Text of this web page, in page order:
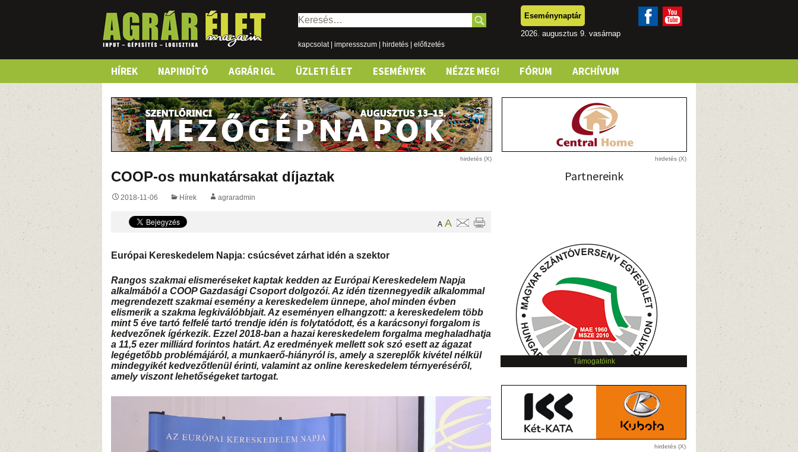
Keresés:
kapcsolat| impressszum hirdetés előfizetés
Eseménynaptár
2026. augusztus 9. vasárnap
Skip
content
HÍREK NAPINDÍTÓ AGRÁR IGL ÜZLETI ÉLET ESEMÉNYEK NÉZZE MEG! FÓRUM ARCHÍVUM
COOP-os munkatársakat díjaztak
2018-11-06 Hírek agraradmin
A A
Európai Kereskedelem Napja: csúcsévet zárhat idén a szektor
Rangos szakmai elismeréseket kaptak kedden az Európai Kereskedelem Napja
alkalmából a COOP Gazdasági Csoport dolgozói. Az idén tizennegyedik alkalommal
megrendezett szakmai esemény a kereskedelem ünnepe, ahol minden évben
elismerik a szakma legkiválóbbjait. Az eseményen elhangzott: a kereskedelem több
mint 5 éve tartó felfelé tartó trendje idén is folytatódott, és a karácsonyi forgalom is
kedvezőnek ígérkezik. Ezzel 2018-ban a hazai kereskedelem forgalma meghaladhatja
a 11,5 ezer milliárd forintos határt. Az eredmények mellett sok szó esett az ágazat
legégetőbb problémájáról, a munkaerő-hiányról is, amely a szereplők kivétel nélkül
mindegyikét kedvezőtlenül érinti, valamint az online kereskedelem térnyeréséről,
amely viszont lehetőségeket tartogat.
Partnereink